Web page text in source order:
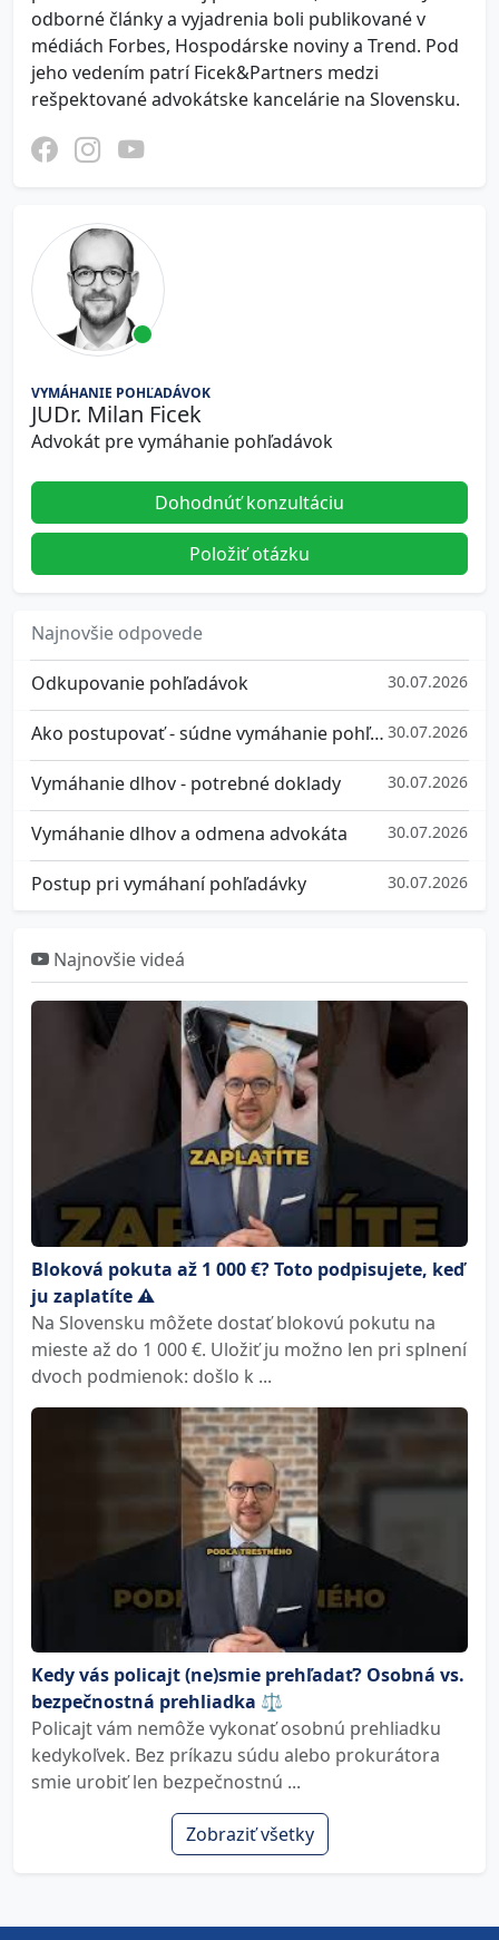
odborné články a vyjadrenia boli publikované v
médiách Forbes, Hospodárske noviny a Trend. Pod
jeho vedením patrí Ficek&Partners medzi
rešpektované advokátske kancelárie na Slovensku.
VYMÁHANIE POHĽADÁVOK
JUDr. Milan Ficek
Advokát pre vymáhanie pohľadávok
Dohodnúť konzultáciu
Položiť otázku
Najnovšie odpovede
Odkupovanie pohľadávok 30.07.2026
Ako postupovať - súdne vymáhanie pohľadávok 30.07.2026
Vymáhanie dlhov - potrebné doklady 30.07.2026
Vymáhanie dlhov a odmena advokáta 30.07.2026
Postup pri vymáhaní pohľadávky 30.07.2026
Najnovšie videá
Bloková pokuta až 1 000 €? Toto podpisujete, keď
ju zaplatíte ⚠️
Na Slovensku môžete dostať blokovú pokutu na
mieste až do 1 000 €. Uložiť ju možno len pri splnení
dvoch podmienok: došlo k ...
Kedy vás policajt (ne)smie prehľadať? Osobná vs.
bezpečnostná prehliadka ⚖️
Policajt vám nemôže vykonať osobnú prehliadku
kedykoľvek. Bez príkazu súdu alebo prokurátora
smie urobiť len bezpečnostnú ...
Zobraziť všetky